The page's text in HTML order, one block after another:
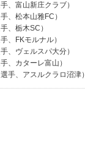
、富山新庄クラブ）
、松本山雅FC）
、栃木SC）
、FKモルナル）
、ヴェルスパ大分）
、カターレ富山）
手、アスルクラロ沼津）